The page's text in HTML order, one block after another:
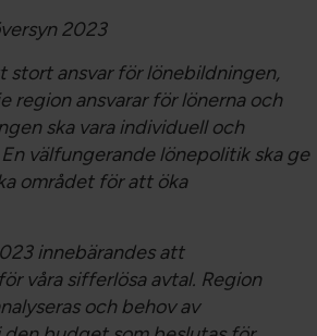
2023
stort ansvar för lönebildningen,
region ansvarar för lönerna och
ska vara individuell och
välfungerande lönepolitik ska ge
området för att öka
innebärandes att
våra sifferlösa avtal. Region
och behov av